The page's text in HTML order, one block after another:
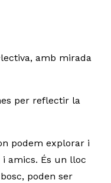
amb mirada
per reflectir la
podem explorar i
amics. És un lloc
poden ser